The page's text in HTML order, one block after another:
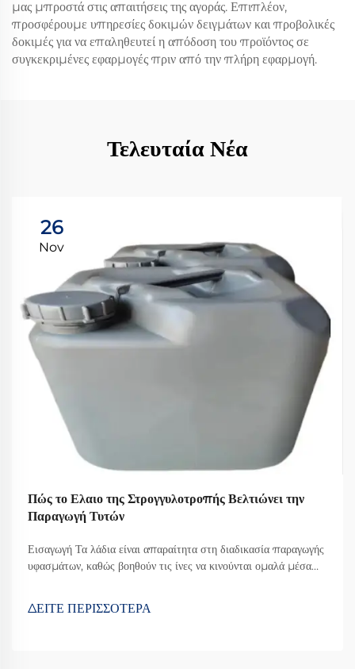
μας μπροστά στις απαιτήσεις της αγοράς. Επιπλέον,
προσφέρουμε υπηρεσίες δοκιμών δειγμάτων και προβολικές
δοκιμές για να επαληθευτεί η απόδοση του προϊόντος σε
συγκεκριμένες εφαρμογές πριν από την πλήρη εφαρμογή.
Τελευταία Νέα
26
Nov
Πώς το Ελαιο της Στρογγυλοτροπής Βελτιώνει την
Παραγωγή Τυτών
Εισαγωγή Τα λάδια είναι απαραίτητα στη διαδικασία παραγωγής
υφασμάτων, καθώς βοηθούν τις ίνες να κινούνται ομαλά μέσα
Λάδι Στροβιλικής Περιστροφής έχει γίνει κάτι σαν...
ΔΕΙΤΕ ΠΕΡΙΣΣΟΤΕΡΑ